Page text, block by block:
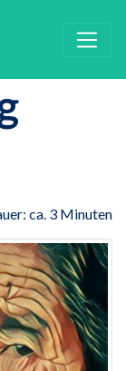
ca. 3 Minuten